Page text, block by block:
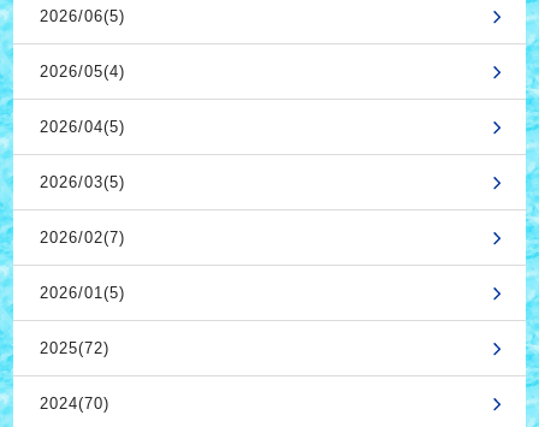
2026/06(5)
2026/05(4)
2026/04(5)
2026/03(5)
2026/02(7)
2026/01(5)
2025(72)
2024(70)